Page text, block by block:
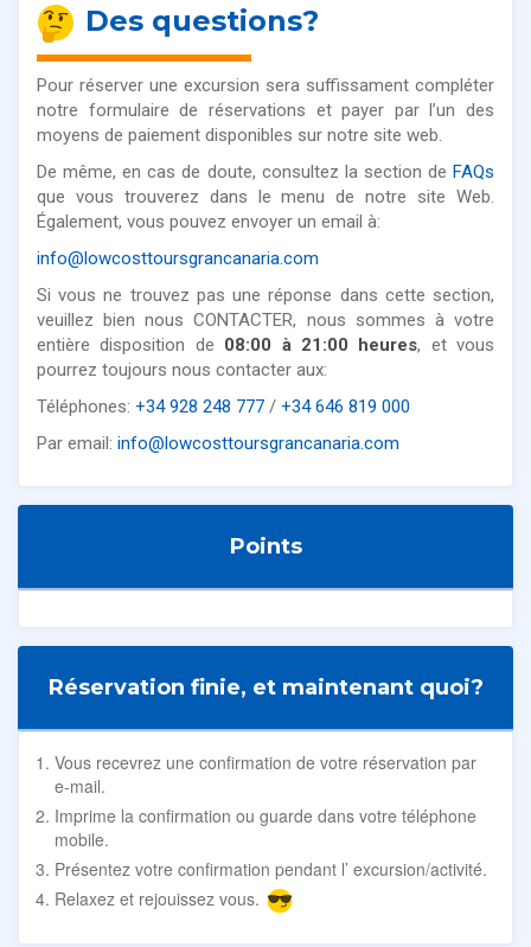
Des questions?
Pour réserver une excursion sera suffissament compléter
notre formulaire de réservations et payer par l’un des
moyens de paiement disponibles sur notre site web.
De même, en cas de doute, consultez la section de FAQs
que vous trouverez dans le menu de notre site Web.
Également, vous pouvez envoyer un email à:
info@lowcosttoursgrancanaria.com
Si vous ne trouvez pas une réponse dans cette section,
veuillez bien nous CONTACTER, nous sommes à votre
entière disposition de 08:00 à 21:00 heures, et vous
pourrez toujours nous contacter aux:
Téléphones: +34 928 248 777 / +34 646 819 000
Par email: info@lowcosttoursgrancanaria.com
Points
Réservation finie, et maintenant quoi?
Vous recevrez une confirmation de votre réservation par
e-mail.
Imprime la confirmation ou guarde dans votre téléphone
mobile.
Présentez votre confirmation pendant l’ excursion/activité.
Relaxez et rejouissez vous.